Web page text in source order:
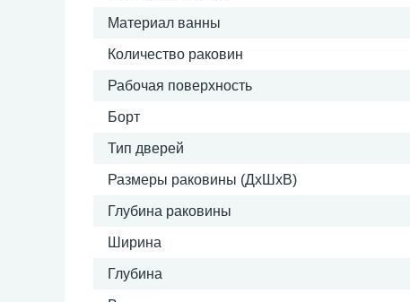
Материал ванны
Количество раковин
Рабочая поверхность
Борт
Тип дверей
Размеры раковины (ДхШхВ)
Глубина раковины
Ширина
Глубина